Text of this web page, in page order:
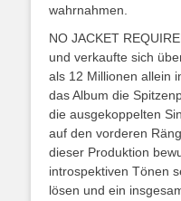
wahrnahmen.
NO JACKET
und verkaufte sich
als 12 Millionen allein
das Album die
die ausgekoppelten
auf den vorderen
dieser Produktion
introspektiven Tönen
lösen und ein